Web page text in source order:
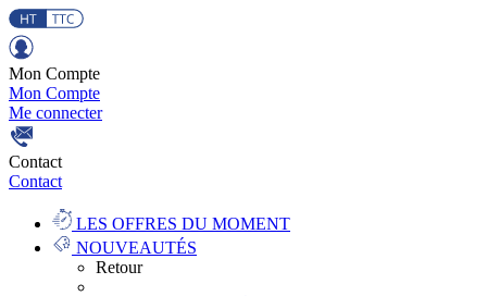
Mon Compte
Mon Compte
Me connecter
Contact
Contact
LES OFFRES DU MOMENT
NOUVEAUTÉS
Retour